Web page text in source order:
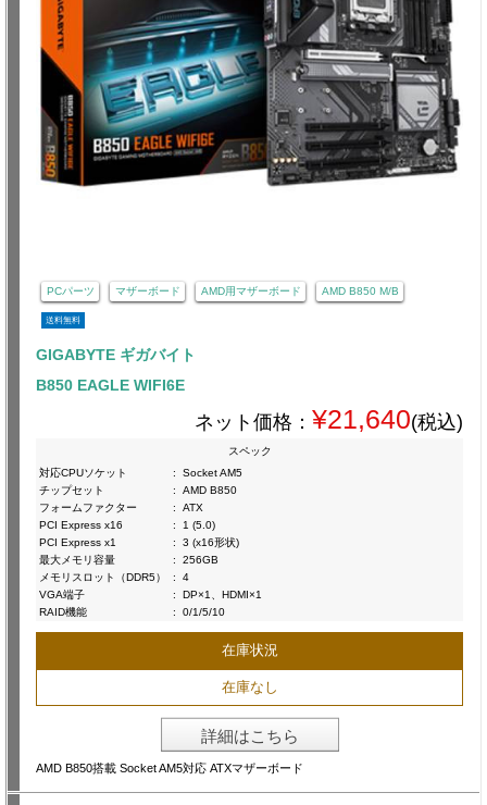
PCパーツ マザーボード AMD用マザーボード AMD B850 M/B
送料無料
GIGABYTE ギガバイト
B850 EAGLE WIFI6E
ネット価格： ¥21,640(税込)
スペック
対応CPUソケット
:
Socket AM5
チップセット
:
AMD B850
フォームファクター
:
ATX
PCI Express x16
:
1 (5.0)
PCI Express x1
:
3 (x16形状)
最大メモリ容量
:
256GB
メモリスロット（DDR5）
:
4
VGA端子
:
DP×1、HDMI×1
RAID機能
: 0/1/5/10
在庫状況
在庫なし
詳細はこちら
AMD B850搭載 Socket AM5対応 ATXマザーボード